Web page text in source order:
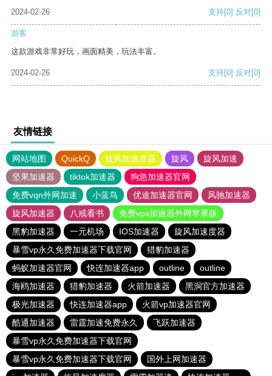
2024-02-26
支持[0] 反对[0]
游客
这款游戏非常好玩，画面精美，玩法丰富。
2024-02-26 支持[0] 反对[0]
友情链接
网站地图 QuickQ 旋风加速度器 旋风
旋风加速
坚果加速器
tiktok加速器
狗急加速器官网
免费vqn外网加速
小蓝鸟 优途加速器官网
风驰加速器
旋风加速器
八戒看书
免费vps加速器外网苹果版
黑豹加速器
一元机场 IOS加速器
旋风加速度器
暴雪vp永久免费加速器下载官网
猎豹加速器
蚂蚁加速器官网
快连加速器app outline
outline
海鸥加速器
猎豹加速器 火箭加速器
黑洞官方加速器
极光加速器
快连加速器app
火箭vp加速器官网
酷通加速器
雷霆加速免费永久
飞跃加速器
暴雪vp永久免费加速器下载官网
暴雪vp永久免费加速器下载官网
国外上网加速器